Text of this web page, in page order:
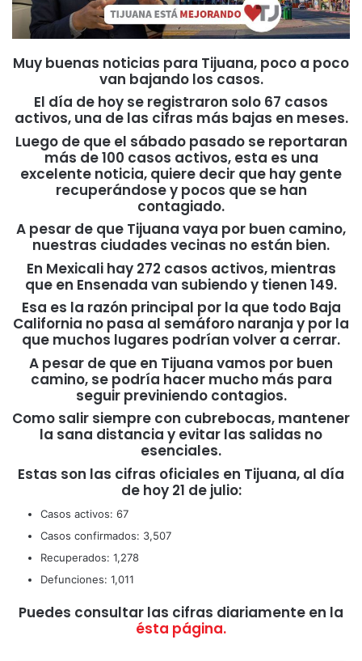
Muy buenas noticias para Tijuana, poco a poco
van bajando los casos.
El día de hoy se registraron solo 67 casos
activos, una de las cifras más bajas en meses.
Luego de que el sábado pasado se reportaran
más de 100 casos activos, esta es una
excelente noticia, quiere decir que hay gente
recuperándose y pocos que se han
contagiado.
A pesar de que Tijuana vaya por buen camino,
nuestras ciudades vecinas no están bien.
En Mexicali hay 272 casos activos, mientras
que en Ensenada van subiendo y tienen 149.
Esa es la razón principal por la que todo Baja
California no pasa al semáforo naranja y por la
que muchos lugares podrían volver a cerrar.
A pesar de que en Tijuana vamos por buen
camino, se podría hacer mucho más para
seguir previniendo contagios.
Como salir siempre con cubrebocas, mantener
la sana distancia y evitar las salidas no
esenciales.
Estas son las cifras oficiales en Tijuana, al día
de hoy 21 de julio:
Casos activos: 67
Casos confirmados: 3,507
Recuperados: 1,278
Defunciones: 1,011
Puedes consultar las cifras diariamente en la
ésta página.